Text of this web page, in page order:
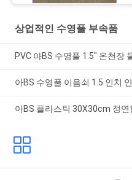
상업적인 수영풀 부속품
PVC 아BS 수영풀 1.5" 온천장
아BS 수영풀 이음쇠 1.5 인치
아BS 플라스틱 30X30cm 정